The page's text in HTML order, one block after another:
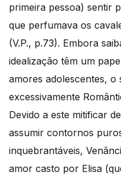
primeira pessoa) sentir
que perfumava os
(V.P., p.73). Embora
idealização têm um
amores adolescentes,
excessivamente
Devido a este mitificar
assumir contornos
inquebrantáveis,
amor casto por Elisa